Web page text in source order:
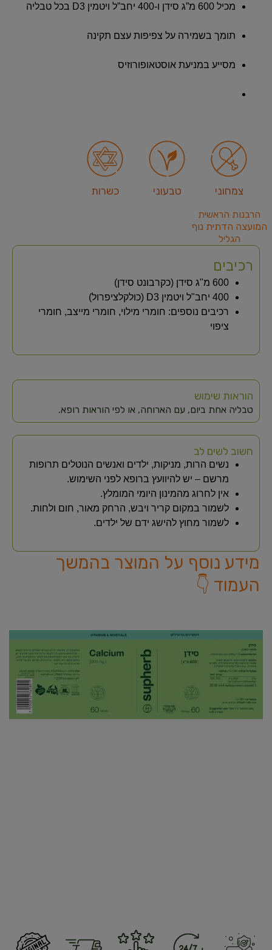
מכיל 600 מ”ג סידן ו-400 יחב”ל ויטמין D3 בכל טבליה
תומך בשמירה על צפיפות עצם תקינה
מסייע במניעת אוסטאופורוזיס
צמחוני טבעוני כשרות
הרבנות הראשית
המועצה הדתית נוף
הגליל
רכיבים
600 מ"ג סידן (כקרבונט סידן)
400 יחב"ל ויטמין D3 (כולקלציפרול)
רכיבים נוספים: חומרי מילוי, חומרי מייצב, חומרי
ציפוי
הוראות שימוש
טבליה אחת ביום, עם הארוחה, או לפי הוראות רופא.​
חשוב לשים לב
נשים הרות, מניקות, ילדים ואנשים הנוטלים תרופות
מרשם – יש להיוועץ ברופא לפני השימוש.
אין לחרוג מהמינון היומי המומלץ.
לשמור במקום קריר ויבש, הרחק מאור, חום ולחות.
לשמור מחוץ להישג ידם של ילדים.
מידע נוסף על המוצר בהמשך
העמוד 👇